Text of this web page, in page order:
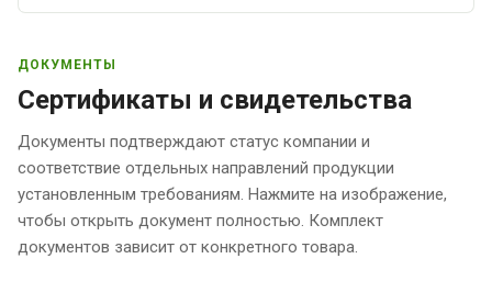
ДОКУМЕНТЫ
Сертификаты и свидетельства
Документы подтверждают статус компании и
соответствие отдельных направлений продукции
установленным требованиям. Нажмите на изображение,
чтобы открыть документ полностью. Комплект
документов зависит от конкретного товара.